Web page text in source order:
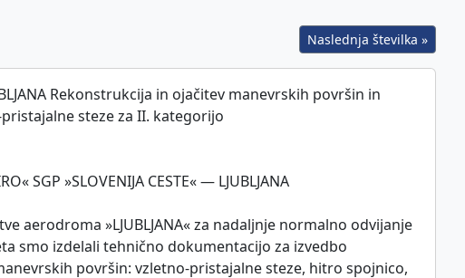
Naslednja številka »
Rekonstrukcija in ojačitev manevrskih površin in
steze za II. kategorijo
SGP »SLOVENIJA CESTE« — LJUBLJANA
aerodroma »LJUBLJANA« za nadaljnje normalno odvijanje
smo izdelali tehnično dokumentacijo za izvedbo
površin: vzletno-pristajalne steze, hitro spojnico,